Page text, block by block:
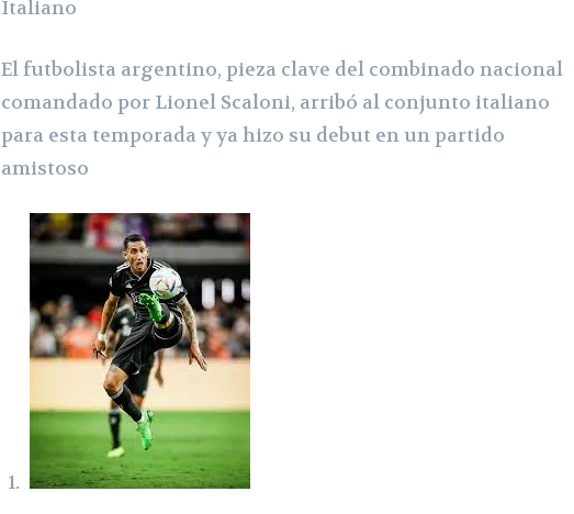
Italiano
El futbolista argentino, pieza clave del combinado nacional
comandado por Lionel Scaloni, arribó al conjunto italiano
para esta temporada y ya hizo su debut en un partido
amistoso